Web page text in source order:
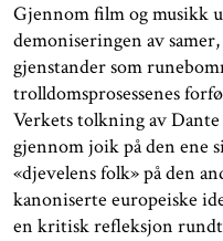
Gjennom film og musikk
demoniseringen av
gjenstander som
trolldomsprosessenes
Verkets tolkning av
gjennom joik på den ene
«djevelens folk» på den
kanoniserte europeiske
en kritisk refleksjon